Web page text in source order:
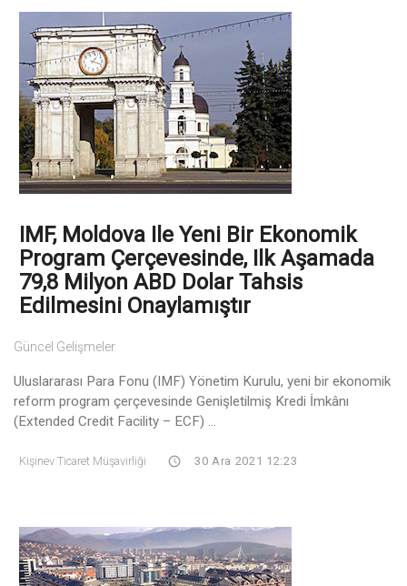
IMF, Moldova Ile Yeni Bir Ekonomik
Program Çerçevesinde, Ilk Aşamada
79,8 Milyon ABD Dolar Tahsis
Edilmesini Onaylamıştır
Güncel Gelişmeler
Uluslararası Para Fonu (IMF) Yönetim Kurulu, yeni bir ekonomik
reform program çerçevesinde Genişletilmiş Kredi İmkânı
(Extended Credit Facility – ECF) ...
Kişinev Ticaret Müşavirliği 30 Ara 2021 12:23